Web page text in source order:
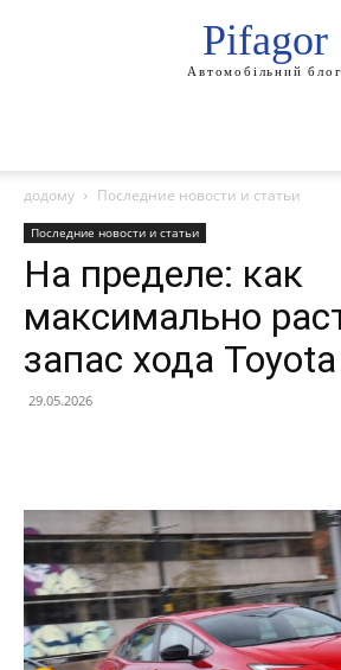
Pifagor
Автомобільний блог
додому Последние новости и статьи
Последние новости и статьи
На пределе: как
максимально
запас хода
29.05.2026